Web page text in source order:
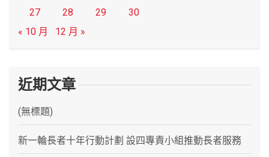
27
28 29
30
« 10 月
12 月 »
近期文章
(無標題)
新一輪長者十年行動計劃 設四專責小組推動長者服務